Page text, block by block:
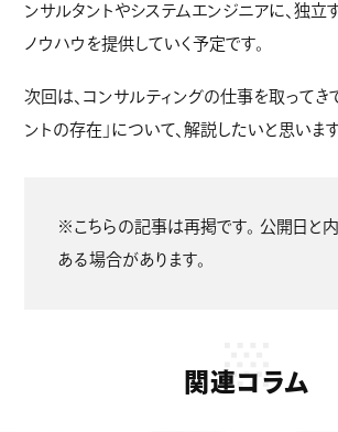
ンサルタントやシステムエンジニアに、独
ノウハウを提供していく予定です。
次回は、コンサルティングの仕事を取ってき
ントの存在」について、解説したいと思います
※こちらの記事は再掲です。 公開日と
ある場合があります。
関連コラム